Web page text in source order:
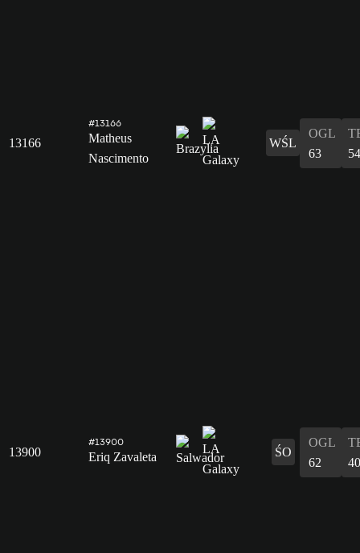
13166
#13166
Matheus
Nascimento
WŚL
OGL
63
54
13900
#13900
Eriq Zavaleta ŚO
OGL
62
40